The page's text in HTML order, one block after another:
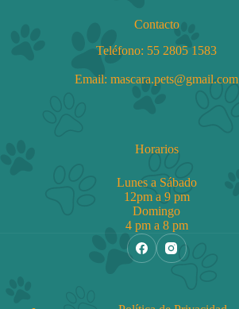
Contacto
Teléfono: 55 2805 1583
Email: mascara.pets@gmail.com
Horarios
Lunes a Sábado
12pm a 9 pm
Domingo
4 pm a 8 pm